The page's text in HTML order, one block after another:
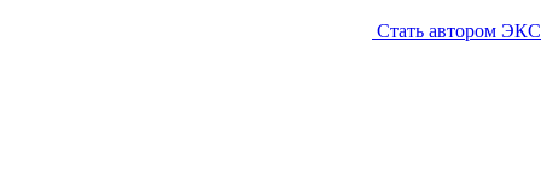
Стать автором